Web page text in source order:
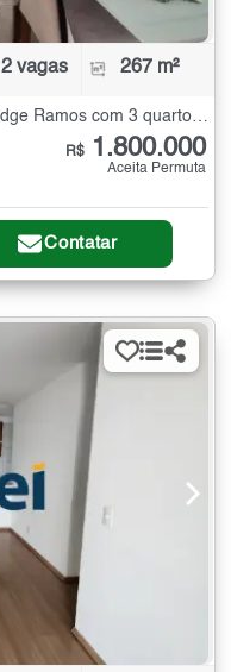
2 vagas 267 m²
Apartamento Duplex à Venda no Rudge Ramos com 3 quartos - 267 m²
R$ 1.800.000
Aceita Permuta
Contatar